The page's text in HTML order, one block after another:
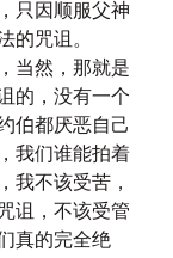
只因顺服父神
的咒诅。
当然，那就是
的，没有一个
伯都厌恶自己
我们谁能拍着
我不该受苦，
诅，不该受管
真的完全绝